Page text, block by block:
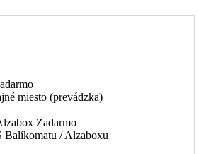
miesto (prevádzka)
Zadarmo
Balíkomatu / Alzaboxu